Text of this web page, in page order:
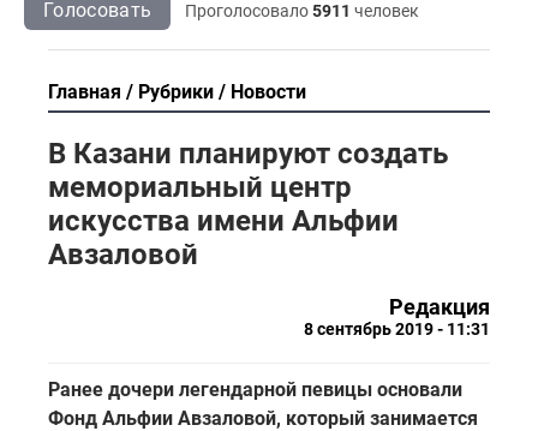
Голосовать Проголосовало5911 человек
Главная Рубрики Новости
В Казани планируют создать
мемориальный центр
искусства имени Альфии
Авзаловой
Редакция
8 сентябрь 2019 - 11:31
Ранее дочери легендарной певицы основали
Фонд Альфии Авзаловой, который занимается